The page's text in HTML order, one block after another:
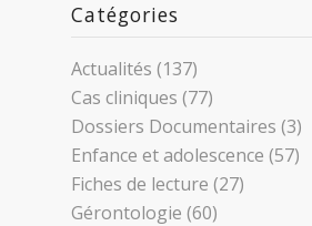
Catégories
Actualités (137)
Cas cliniques (77)
Dossiers Documentaires (3)
Enfance et adolescence (57)
Fiches de lecture (27)
Gérontologie (60)